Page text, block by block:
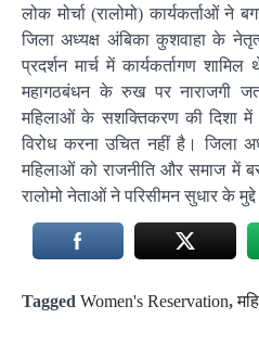
लोक मोर्चा (रालोमो) कार्यकर्ताओं ने
जिला अध्यक्ष अंबिका कुशवाहा के
प्रदर्शन मार्च में कार्यकर्तागण
महागठबंधन के रुख पर नाराजगी
महिलाओं के सशक्तिकरण की दिशा
विरोध करना उचित नहीं है। जिला
महिलाओं को राजनीति और समाज में
रालोमो नेताओं ने परिसीमन सुधार के
Tagged Women's Reservation,